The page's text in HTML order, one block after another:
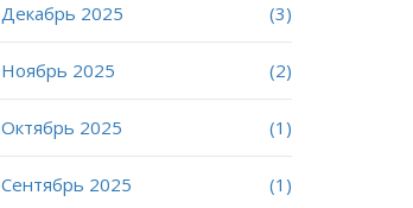
Декабрь 2025 (3)
Ноябрь 2025 (2)
Октябрь 2025 (1)
Сентябрь 2025 (1)